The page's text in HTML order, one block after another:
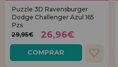
Puzzle 3D Ravensburger
Dodge Challenger Azul 165
Pzs
29,95€
26,96€
COMPRAR